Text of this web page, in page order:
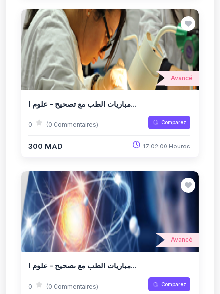
Avancé
مباريات الطب مع تصحيح - علوم ا...
0 (0 Commentaires) Comparez
300 MAD 17:02:00 Heures
Avancé
مباريات الطب مع تصحيح - علوم ا...
0 (0 Commentaires) Comparez